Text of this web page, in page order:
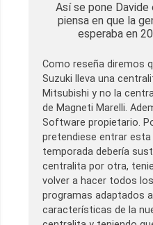
Así se pone Davide
piensa en que la
esperaba en
Como reseña diremos
Suzuki lleva una
Mitsubishi y no la
de Magneti Marelli.
Software propietario.
pretendiese entrar esta
temporada debería
centralita por otra,
volver a hacer todos los
programas adaptados
características de la